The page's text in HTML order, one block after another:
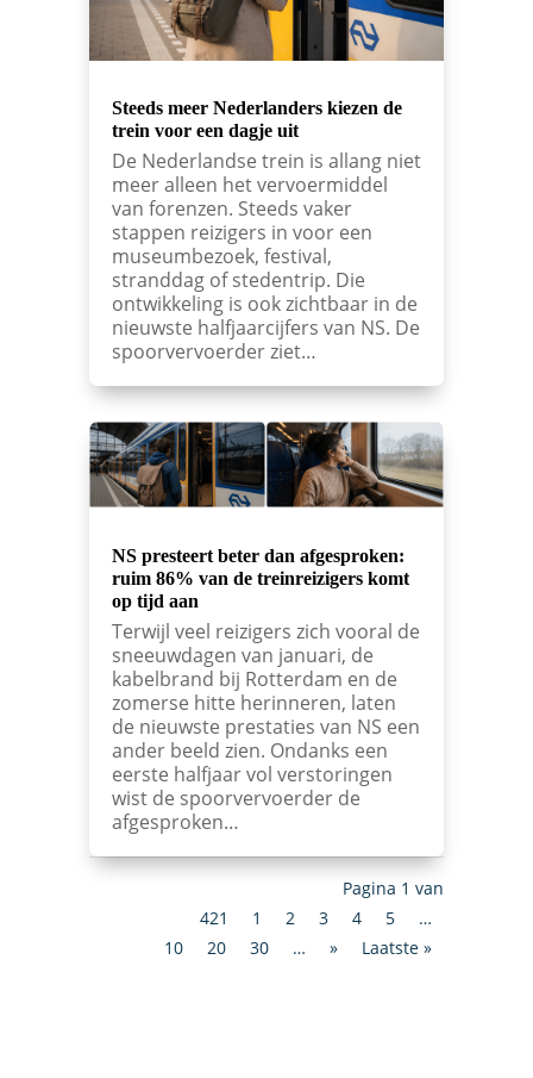
Steeds meer Nederlanders kiezen de
trein voor een dagje uit
De Nederlandse trein is allang niet
meer alleen het vervoermiddel
van forenzen. Steeds vaker
stappen reizigers in voor een
museumbezoek, festival,
stranddag of stedentrip. Die
ontwikkeling is ook zichtbaar in de
nieuwste halfjaarcijfers van NS. De
spoorvervoerder ziet…
NS presteert beter dan afgesproken:
ruim 86% van de treinreizigers komt
op tijd aan
Terwijl veel reizigers zich vooral de
sneeuwdagen van januari, de
kabelbrand bij Rotterdam en de
zomerse hitte herinneren, laten
de nieuwste prestaties van NS een
ander beeld zien. Ondanks een
eerste halfjaar vol verstoringen
wist de spoorvervoerder de
afgesproken…
Pagina 1 van
421
1 2 3 4 5
…
10
20 30 … » Laatste »